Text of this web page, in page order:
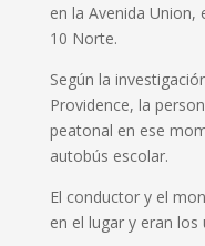
en la Avenida Union,
10 Norte.
Según la
Providence, la
peatonal en ese
autobús escolar.
El conductor y el
en el lugar y eran